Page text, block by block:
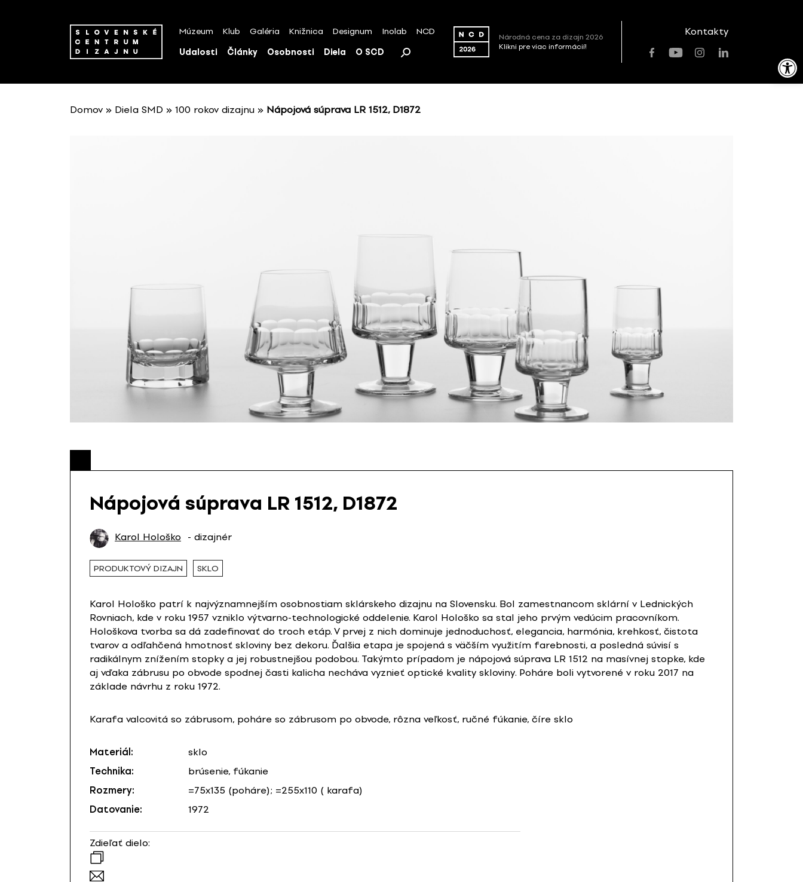
Open toolbar
Múzeum Klub Galéria Knižnica Designum Inolab NCD
Udalosti Články Osobnosti Diela O SCD
Národná cena za dizajn 2026
Klikni pre viac informácií!
Kontakty
Domov » Diela SMD » 100 rokov dizajnu » Nápojová súprava LR 1512, D1872
Nápojová súprava LR 1512, D1872
Karol Hološko - dizajnér
PRODUKTOVÝ DIZAJN SKLO
Karol Hološko patrí k najvýznamnejším osobnostiam sklárskeho dizajnu na Slovensku. Bol zamestnancom sklární v Lednických
Rovniach, kde v roku 1957 vzniklo výtvarno-technologické oddelenie. Karol Hološko sa stal jeho prvým vedúcim pracovníkom.
Hološkova tvorba sa dá zadefinovať do troch etáp. V prvej z nich dominuje jednoduchosť, elegancia, harmónia, krehkosť, čistota
tvarov a odľahčená hmotnosť skloviny bez dekoru. Ďalšia etapa je spojená s väčším využitím farebnosti, a posledná súvisí s
radikálnym znížením stopky a jej robustnejšou podobou. Takýmto prípadom je nápojová súprava LR 1512 na masívnej stopke, kde
aj vďaka zábrusu po obvode spodnej časti kalicha necháva vyznieť optické kvality skloviny. Poháre boli vytvorené v roku 2017 na
základe návrhu z roku 1972.
Karafa valcovitá so zábrusom, poháre so zábrusom po obvode, rôzna veľkosť, ručné fúkanie, číre sklo
Materiál:
sklo
Technika:
brúsenie, fúkanie
Rozmery:
=75x135 (poháre); =255x110 ( karafa)
Datovanie:
1972
Zdieľať dielo: